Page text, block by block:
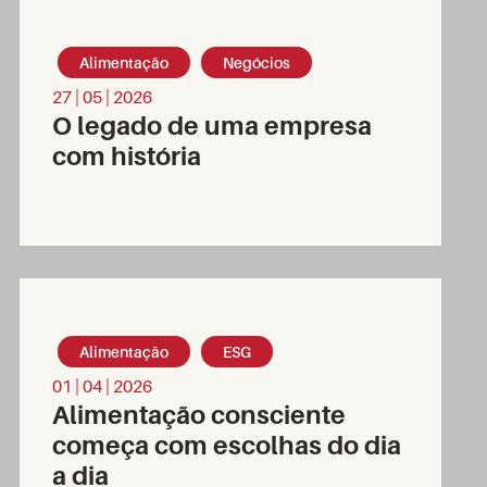
Alimentação Negócios
27 | 05 | 2026
O legado de uma empresa
com história
Alimentação ESG
01 | 04 | 2026
Alimentação consciente
começa com escolhas do dia
a dia